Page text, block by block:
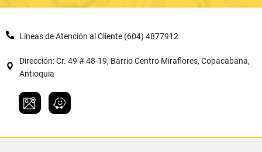
Líneas de Atención al Cliente (604) 4877912